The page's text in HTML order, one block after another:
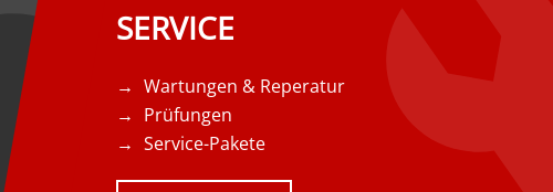
SERVICE
Wartungen & Reperatur
Prüfungen
Service-Pakete